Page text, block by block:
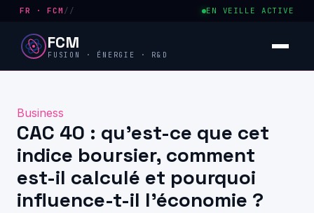
FR · FCM // EN VEILLE ACTIVE
FCM
FUSION · ÉNERGIE · R&D
Business
CAC 40 : qu’est-ce que cet
indice boursier, comment
est-il calculé et pourquoi
influence-t-il l’économie ?